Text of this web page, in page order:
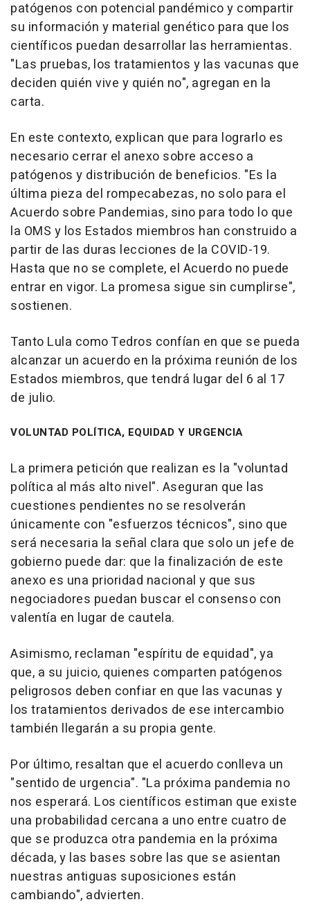
patógenos con potencial pandémico y compartir
su información y material genético para que los
científicos puedan desarrollar las herramientas.
"Las pruebas, los tratamientos y las vacunas que
deciden quién vive y quién no", agregan en la
carta.
En este contexto, explican que para lograrlo es
necesario cerrar el anexo sobre acceso a
patógenos y distribución de beneficios. "Es la
última pieza del rompecabezas, no solo para el
Acuerdo sobre Pandemias, sino para todo lo que
la OMS y los Estados miembros han construido a
partir de las duras lecciones de la COVID-19.
Hasta que no se complete, el Acuerdo no puede
entrar en vigor. La promesa sigue sin cumplirse",
sostienen.
Tanto Lula como Tedros confían en que se pueda
alcanzar un acuerdo en la próxima reunión de los
Estados miembros, que tendrá lugar del 6 al 17
de julio.
VOLUNTAD POLÍTICA, EQUIDAD Y URGENCIA
La primera petición que realizan es la "voluntad
política al más alto nivel". Aseguran que las
cuestiones pendientes no se resolverán
únicamente con "esfuerzos técnicos", sino que
será necesaria la señal clara que solo un jefe de
gobierno puede dar: que la finalización de este
anexo es una prioridad nacional y que sus
negociadores puedan buscar el consenso con
valentía en lugar de cautela.
Asimismo, reclaman "espíritu de equidad", ya
que, a su juicio, quienes comparten patógenos
peligrosos deben confiar en que las vacunas y
los tratamientos derivados de ese intercambio
también llegarán a su propia gente.
Por último, resaltan que el acuerdo conlleva un
"sentido de urgencia". "La próxima pandemia no
nos esperará. Los científicos estiman que existe
una probabilidad cercana a uno entre cuatro de
que se produzca otra pandemia en la próxima
década, y las bases sobre las que se asientan
nuestras antiguas suposiciones están
cambiando", advierten.